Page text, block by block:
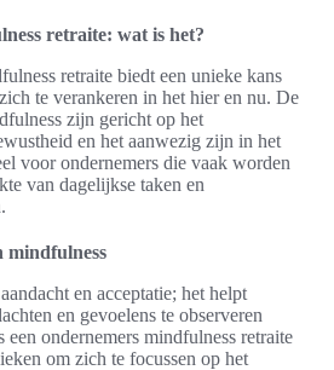
retraite: wat is het?
retraite biedt een unieke kans
te verankeren in het hier en nu. De
zijn gericht op het
en het aanwezig zijn in het
voor ondernemers die vaak worden
van dagelijkse taken en
mindfulness
en acceptatie; het helpt
en gevoelens te observeren
een ondernemers mindfulness retraite
om zich te focussen op het